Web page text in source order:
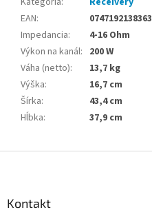
EAN:
0747192138363
Impedancia:
4-16 Ohm
Výkon na kanál: 200 W
Váha (netto):
13,7 kg
Výška:
16,7 cm
Šírka:
43,4 cm
Hĺbka: 37,9 cm
Kontakt